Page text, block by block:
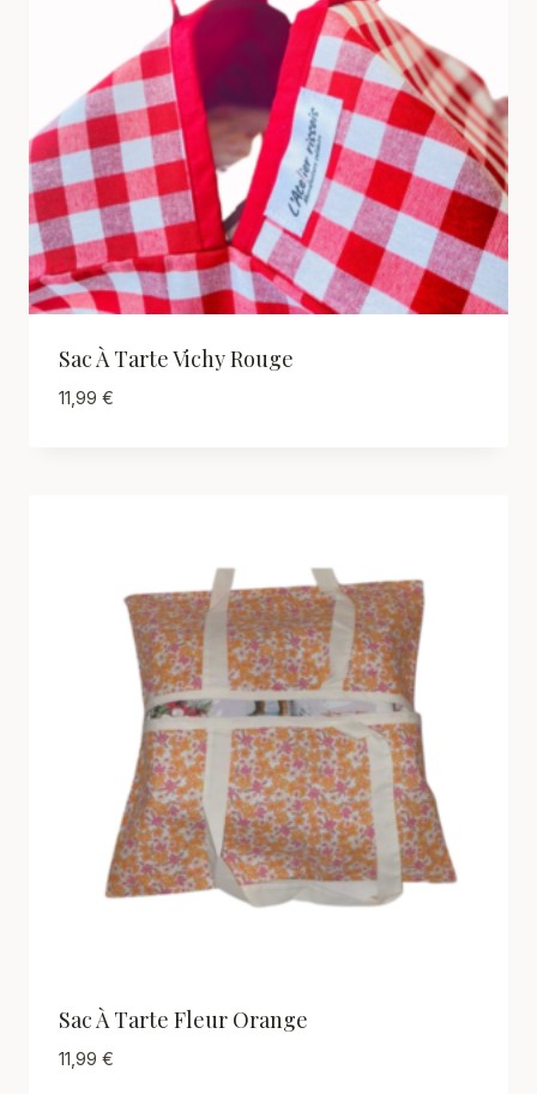
Sac À Tarte Vichy Rouge
11,99 €
Sac À Tarte Fleur Orange
11,99 €